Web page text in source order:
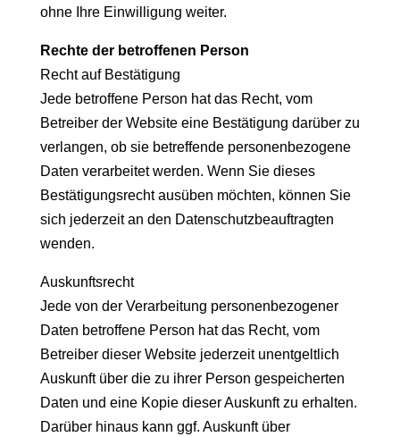
ohne Ihre Einwilligung weiter.
Rechte der betroffenen Person
Recht auf Bestätigung
Jede betroffene Person hat das Recht, vom
Betreiber der Website eine Bestätigung darüber zu
verlangen, ob sie betreffende personenbezogene
Daten verarbeitet werden. Wenn Sie dieses
Bestätigungsrecht ausüben möchten, können Sie
sich jederzeit an den Datenschutzbeauftragten
wenden.
Auskunftsrecht
Jede von der Verarbeitung personenbezogener
Daten betroffene Person hat das Recht, vom
Betreiber dieser Website jederzeit unentgeltlich
Auskunft über die zu ihrer Person gespeicherten
Daten und eine Kopie dieser Auskunft zu erhalten.
Darüber hinaus kann ggf. Auskunft über